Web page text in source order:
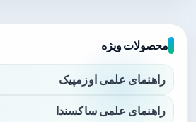
محصولات ویژه
راهنمای علمی اوزمپیک
راهنمای علمی ساکسندا